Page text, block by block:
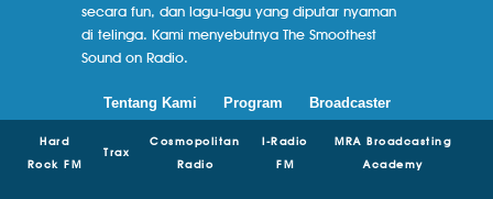
secara fun, dan lagu-lagu yang diputar nyaman
di telinga. Kami menyebutnya The Smoothest
Sound on Radio.
Tentang Kami Program Broadcaster
Hard
Rock FM
Trax
Cosmopolitan
Radio
I-Radio
FM
MRA Broadcasting
Academy